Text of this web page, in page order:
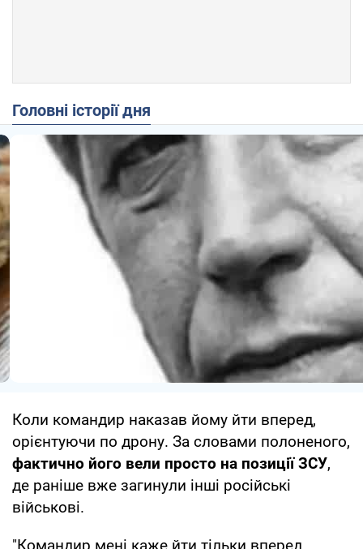
Головні історії дня
Коли командир наказав йому йти вперед,
орієнтуючи по дрону. За словами полоненого,
фактично його вели просто на позиції ЗСУ,
де раніше вже загинули інші російські
військові.
"Командир мені каже йти тільки вперед,